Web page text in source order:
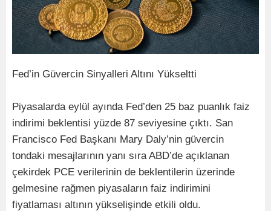
Fed’in Güvercin Sinyalleri Altını Yükseltti
Piyasalarda eylül ayında Fed’den 25 baz puanlık faiz
indirimi beklentisi yüzde 87 seviyesine çıktı. San
Francisco Fed Başkanı Mary Daly’nin güvercin
tondaki mesajlarının yanı sıra ABD’de açıklanan
çekirdek PCE verilerinin de beklentilerin üzerinde
gelmesine rağmen piyasaların faiz indirimini
fiyatlaması altının yükselişinde etkili oldu.